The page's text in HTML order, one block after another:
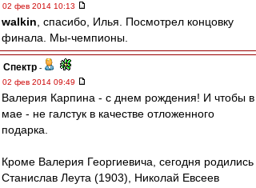
02 фев 2014 10:13
walkin , спасибо, Илья. Посмотрел концовку
финала. Мы-чемпионы.
Спектр -
02 фев 2014 09:49
Валерия Карпина - с днем рождения! И чтобы в
мае - не галстук в качестве отложенного
подарка.
Кроме Валерия Георгиевича, сегодня родились
Станислав Леута (1903), Николай Евсеев